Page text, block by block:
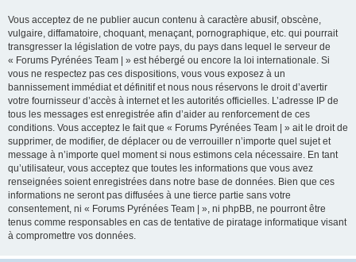
Vous acceptez de ne publier aucun contenu à caractère abusif, obscène,
vulgaire, diffamatoire, choquant, menaçant, pornographique, etc. qui pourrait
transgresser la législation de votre pays, du pays dans lequel le serveur de
« Forums Pyrénées Team | » est hébergé ou encore la loi internationale. Si
vous ne respectez pas ces dispositions, vous vous exposez à un
bannissement immédiat et définitif et nous nous réservons le droit d’avertir
votre fournisseur d’accès à internet et les autorités officielles. L’adresse IP de
tous les messages est enregistrée afin d’aider au renforcement de ces
conditions. Vous acceptez le fait que « Forums Pyrénées Team | » ait le droit de
supprimer, de modifier, de déplacer ou de verrouiller n’importe quel sujet et
message à n’importe quel moment si nous estimons cela nécessaire. En tant
qu’utilisateur, vous acceptez que toutes les informations que vous avez
renseignées soient enregistrées dans notre base de données. Bien que ces
informations ne seront pas diffusées à une tierce partie sans votre
consentement, ni « Forums Pyrénées Team | », ni phpBB, ne pourront être
tenus comme responsables en cas de tentative de piratage informatique visant
à compromettre vos données.